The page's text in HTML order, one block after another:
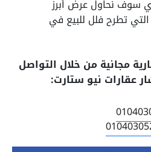
سوف نحاول عرض أبرز
تطرح فلل للبيع في
مجانية من خلال التواصل
عقارات نيو ستارت: